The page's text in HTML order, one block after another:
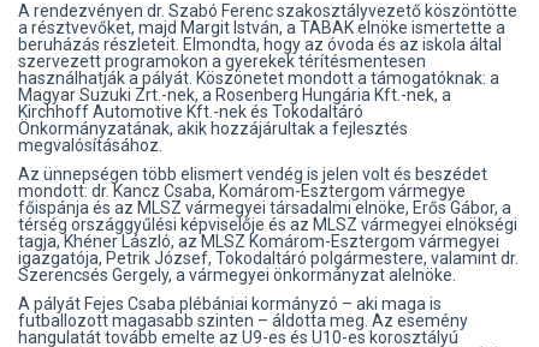
A rendezvényen dr. Szabó Ferenc szakosztályvezető köszöntötte
a résztvevőket, majd Margit István, a TABAK elnöke ismertette a
beruházás részleteit. Elmondta, hogy az óvoda és az iskola által
szervezett programokon a gyerekek térítésmentesen
használhatják a pályát. Köszönetet mondott a támogatóknak: a
Magyar Suzuki Zrt.-nek, a Rosenberg Hungária Kft.-nek, a
Kirchhoff Automotive Kft.-nek és Tokodaltáró
Önkormányzatának, akik hozzájárultak a fejlesztés
megvalósításához.
Az ünnepségen több elismert vendég is jelen volt és beszédet
mondott: dr. Kancz Csaba, Komárom-Esztergom vármegye
főispánja és az MLSZ vármegyei társadalmi elnöke, Erős Gábor, a
térség országgyűlési képviselője és az MLSZ vármegyei elnökségi
tagja, Khéner László, az MLSZ Komárom-Esztergom vármegyei
igazgatója, Petrik József, Tokodaltáró polgármestere, valamint dr.
Szerencsés Gergely, a vármegyei önkormányzat alelnöke.
A pályát Fejes Csaba plébániai kormányzó – aki maga is
futballozott magasabb szinten – áldotta meg. Az esemény
hangulatát tovább emelte az U9-es és U10-es korosztályú